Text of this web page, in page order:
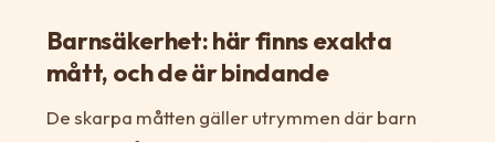
Barnsäkerhet: här finns exakta
mått, och de är bindande
De skarpa måtten gäller utrymmen där barn